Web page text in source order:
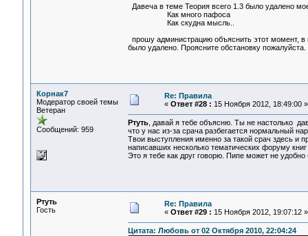
Давеча в теме Теория всего 1.3 было удалено
Как много пафоса
Как скудна мысль..
прошу администрацию объяснить этот момент,
было удалено. Проясните обстановку пожалуйста.
Корнак7
Модератор своей темы
Ветеран
Сообщений: 959
Re: Правила
« Ответ #28 : 15 Ноября 2012, 18:49:00 »
Ртуть, давай я тебе объясню. Ты не настолько
что у нас из-за срача разбегается нормальный
Твои выступления именно за такой срач здесь и
написавших несколько тематических форуму
Это я тебе как друг говорю. Пипе может не удобно
Ртуть
Гость
Re: Правила
« Ответ #29 : 15 Ноября 2012, 19:07:12 »
Цитата: Любовь от 02 Октября 2010, 22:04:24